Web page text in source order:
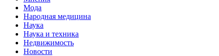
Мода
Народная медицина
Наука
Наука и техника
Недвижимость
Новости